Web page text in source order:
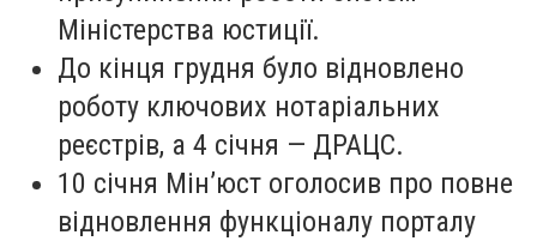
Міністерства юстиції.
До кінця грудня було відновлено
роботу ключових нотаріальних
реєстрів, а 4 січня — ДРАЦС.
10 січня Мін’юст оголосив про повне
відновлення функціоналу порталу